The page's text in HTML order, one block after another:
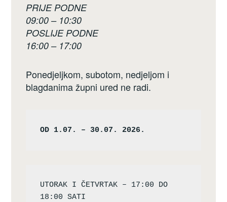
PRIJE PODNE
09:00 – 10:30
POSLIJE PODNE
16:00 – 17:00
Ponedjeljkom, subotom, nedjeljom i
blagdanima župni ured ne radi.
OD 1.07. – 30.07. 2026.
UTORAK I ČETVRTAK – 17:00 DO
18:00 SATI